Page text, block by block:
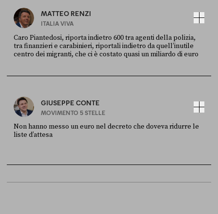
MATTEO RENZI
ITALIA VIVA
Caro Piantedosi, riporta indietro 600 tra agenti della polizia,
tra finanzieri e carabinieri, riportali indietro da quell’inutile
centro dei migranti, che ci è costato quasi un miliardo di euro
GIUSEPPE CONTE
MOVIMENTO 5 STELLE
Non hanno messo un euro nel decreto che doveva ridurre le
liste d’attesa